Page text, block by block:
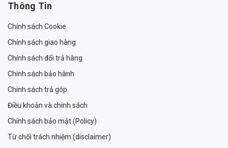
Thông Tin
Chính sách Cookie
Chính sách giao hàng
Chính sách đổi trả hàng
Chính sách bảo hành
Chính sách trả góp
Điều khoản và chính sách
Chính sách bảo mật (Policy)
Từ chối trách nhiệm (disclaimer)